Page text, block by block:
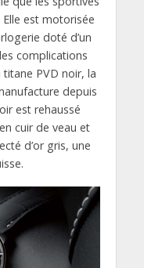
est motorisée
doté d’un
complications
PVD noir, la
depuis
est rehaussé
cuir de veau et
d’or gris, une